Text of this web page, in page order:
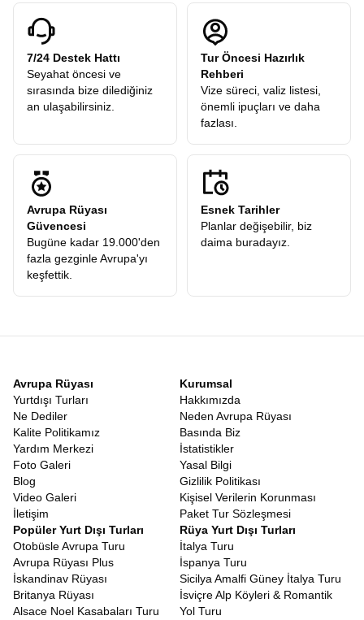
7/24 Destek Hattı
Seyahat öncesi ve
sırasında bize dilediğiniz
an ulaşabilirsiniz.
Tur Öncesi Hazırlık
Rehberi
Vize süreci, valiz listesi,
önemli ipuçları ve daha
fazlası.
Avrupa Rüyası
Güvencesi
Bugüne kadar 19.000'den
fazla gezginle Avrupa'yı
keşfettik.
Esnek Tarihler
Planlar değişebilir, biz
daima buradayız.
Avrupa Rüyası
Yurtdışı Turları
Ne Dediler
Kalite Politikamız
Yardım Merkezi
Foto Galeri
Blog
Video Galeri
İletişim
Kurumsal
Hakkımızda
Neden Avrupa Rüyası
Basında Biz
İstatistikler
Yasal Bilgi
Gizlilik Politikası
Kişisel Verilerin Korunması
Paket Tur Sözleşmesi
Popüler Yurt Dışı Turları
Otobüsle Avrupa Turu
Avrupa Rüyası Plus
İskandinav Rüyası
Britanya Rüyası
Alsace Noel Kasabaları Turu
Rüya Yurt Dışı Turları
İtalya Turu
İspanya Turu
Sicilya Amalfi Güney İtalya Turu
İsviçre Alp Köyleri & Romantik
Yol Turu